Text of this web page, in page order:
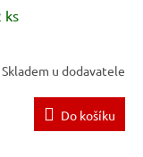
ks
Skladem u dodavatele
Do košíku